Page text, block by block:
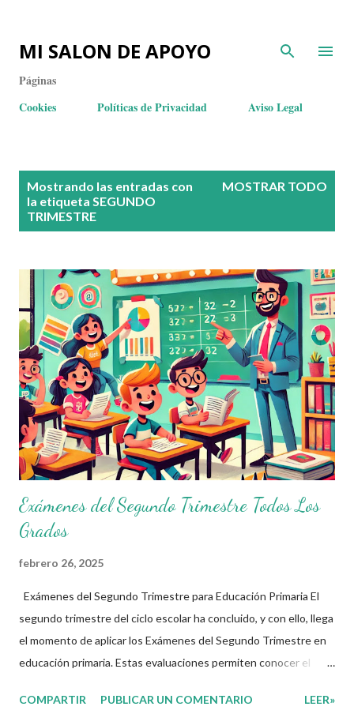
MI SALON DE APOYO
Páginas
Cookies
Políticas de Privacidad Aviso Legal
Mostrando las entradas con
la etiqueta SEGUNDO
TRIMESTRE
MOSTRAR TODO
Exámenes del Segundo Trimestre Todos Los
Grados
febrero 26, 2025
Exámenes del Segundo Trimestre para Educación Primaria El
segundo trimestre del ciclo escolar ha concluido, y con ello, llega
el momento de aplicar los Exámenes del Segundo Trimestre en
educación primaria. Estas evaluaciones permiten conocer el
establecidos en el nuevo plan de estudios: Lenguajes Saberes y
COMPARTIR PUBLICAR UN COMENTARIO LEER»